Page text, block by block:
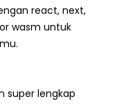
react, next,
wasm untuk
super lengkap